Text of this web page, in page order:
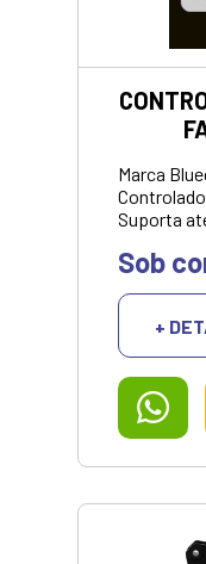
Marca
Suporta
iluminação
VALOR
COM PIX/
Sob
+